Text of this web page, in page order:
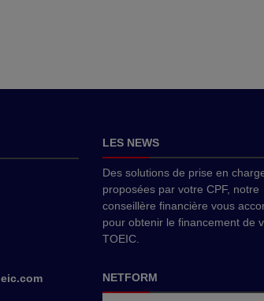
LES NEWS
Des solutions de prise en
proposées par votre CPF, notre
conseillère financière vous
pour obtenir le financement de
TOEIC.
NETFORM